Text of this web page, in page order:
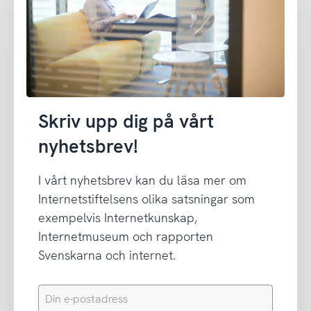
Skriv upp dig på vårt
nyhetsbrev!
I vårt nyhetsbrev kan du läsa mer om
Internetstiftelsens olika satsningar som
exempelvis Internetkunskap,
Internetmuseum och rapporten
Svenskarna och internet.
Din
e-